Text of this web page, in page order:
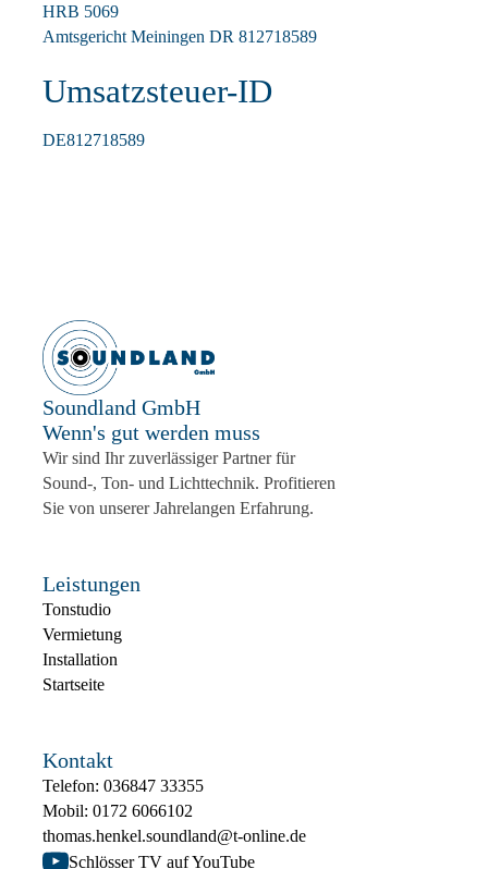
HRB 5069
Amtsgericht Meiningen DR 812718589
Umsatzsteuer-ID
DE812718589
Soundland GmbH
Wenn's gut werden muss
Wir sind Ihr zuverlässiger Partner für
Sound-, Ton- und Lichttechnik. Profitieren
Sie von unserer Jahrelangen Erfahrung.
Leistungen
Tonstudio
Vermietung
Installation
Startseite
Kontakt
Telefon: 036847 33355
Mobil: 0172 6066102
thomas.henkel.soundland@t-online.de
Schlösser TV auf YouTube